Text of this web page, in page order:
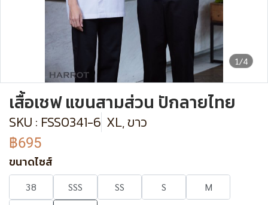
1/4
เสื้อเชฟ แขนสามส่วน ปักลายไทย
SKU : FSS0341-6 XL, ขาว
฿695
ขนาดไซส์
38 SSS SS S
M